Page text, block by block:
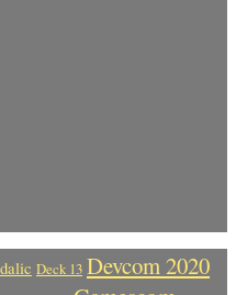
Deck 13 Devcom 2020